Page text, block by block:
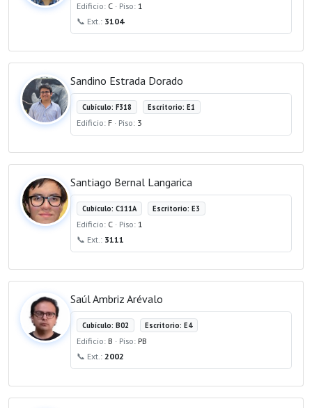
Edificio: C · Piso: 1
📞 Ext.: 3104
Sandino Estrada Dorado
Cubículo: F318 Escritorio: E1
Edificio: F · Piso: 3
Santiago Bernal Langarica
Cubículo: C111A Escritorio: E3
Edificio: C · Piso: 1
📞 Ext.: 3111
Saúl Ambriz Arévalo
Cubículo: B02 Escritorio: E4
Edificio: B · Piso: PB
📞 Ext.: 2002